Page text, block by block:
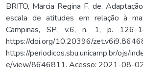
BRITO, Marcia Regina F. de.
escala de atitudes em relação à
Campinas, SP, v.6, n. 1, p. 126-
https://doi.org/10.20396/
https://periodicos.sbu.unicamp.br/ojs/
e/view/8646811. Acesso: 2021-08-